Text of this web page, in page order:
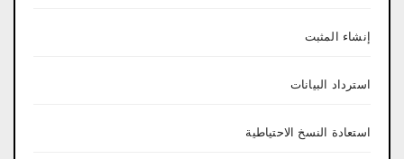
إنشاء المثبت
استرداد البيانات
استعادة النسخ الاحتياطية